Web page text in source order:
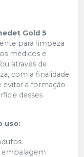
Gold 5
para limpeza
médicos e
através de
com a finalidade
evitar a formação
desses
uso:
embalagem